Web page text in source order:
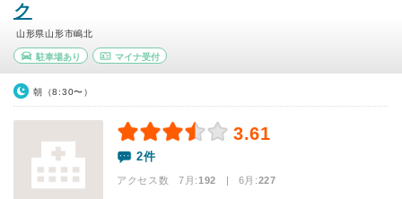
ク
山形県山形市嶋北
駐車場あり マイナ受付
朝（8:30〜）
3.61
2件
アクセス数 7月:192 | 6月:227